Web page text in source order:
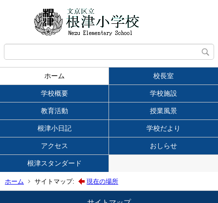
ホーム 校長室
学校概要 学校施設
教育活動 授業風景
根津小日記 学校だより
アクセス おしらせ
根津スタンダード
ホーム サイトマップ: 現在の場所